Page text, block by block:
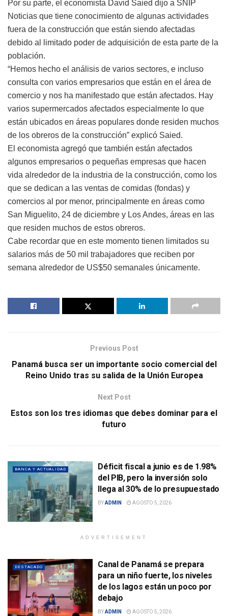
Por su parte, el economista David Saied dijo a SNIP
Noticias que tiene conocimiento de algunas actividades
fuera de la construcción que están siendo afectadas
debido al limitado poder de adquisición de esta parte de la
población.
“Hemos hecho el análisis de varios sectores, e incluso
consulta con varios empresarios que están en el área de
comercio y nos ha manifestado que están afectados. Hay
varios supermercados afectados especialmente lo que
están ubicados en áreas populares donde residen muchos
de los obreros de la construcción” explicó Saied.
El economista agregó que también están afectados
algunos empresarios o pequeñas empresas que hacen
vida alrededor de la industria de la construcción, como los
que se dedican a las ventas de comidas (fondas) y
comercios al por menor, principalmente en áreas como
San Miguelito, 24 de diciembre y Los Andes, áreas en las
que residen muchos de estos obreros.
Cabe recordar que en este momento tienen limitados su
salarios más de 50 mil trabajadores que reciben por
semana alrededor de US$50 semanales únicamente.
Previous Post
Panamá busca ser un importante socio comercial del
Reino Unido tras su salida de la Unión Europea
Next Post
Estos son los tres idiomas que debes dominar para el
futuro
BANCA Y ACTUALIDAD
Déficit fiscal a junio es de 1.98%
del PIB, pero la inversión solo
llega al 30% de lo presupuestado
BYADMIN AGOSTO 5, 2026
ADVERTISEMENT
DESTACADO
Canal de Panamá se prepara
para un niño fuerte, los niveles
de los lagos están un poco por
debajo
BYADMIN AGOSTO 5, 2026